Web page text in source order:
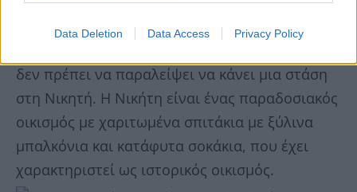
Data Deletion Data Access Privacy Policy
Όποιος επισκεφθεί το δεύτερο πόδι της
δεν πρέπει να παραλείψει να κάνει μια στάση
στη Nικητή. Η Νικήτη είναι ένας παραδοσιακός
οικισμός με χαριτωμένα σπιτάκια με ξύλινα
μπαλκόνια και κατάφυτα σοκάκια, που έχει
χαρακτηριστεί ως ιστορικός οικισμός.